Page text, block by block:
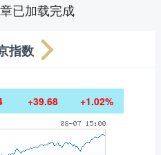
已加载完成
指数
+39.68 +1.02%